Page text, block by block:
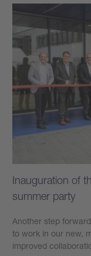
Inauguration of
summer party
Another step
to work in our new,
improved